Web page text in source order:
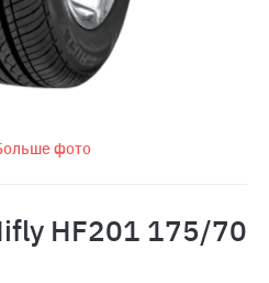
фото
HF201 175/70